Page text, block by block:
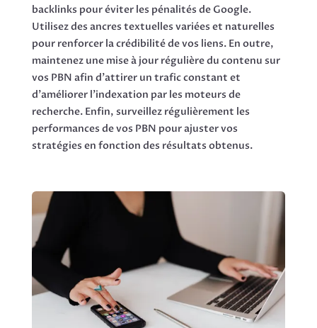
backlinks pour éviter les pénalités de Google.
Utilisez des ancres textuelles variées et naturelles
pour renforcer la crédibilité de vos liens. En outre,
maintenez une mise à jour régulière du contenu sur
vos PBN afin d’attirer un trafic constant et
d’améliorer l’indexation par les moteurs de
recherche. Enfin, surveillez régulièrement les
performances de vos PBN pour ajuster vos
stratégies en fonction des résultats obtenus.